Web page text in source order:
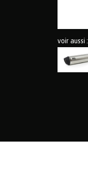
voir aussi :